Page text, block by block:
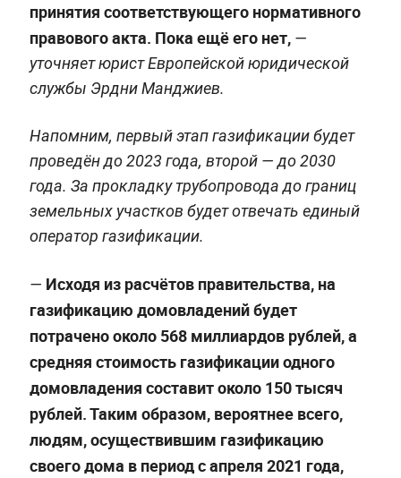
принятия соответствующего нормативного
правового акта. Пока ещё его нет, —
уточняет юрист Европейской юридической
службы Эрдни Манджиев.
Напомним, первый этап газификации будет
проведён до 2023 года, второй — до 2030
года. За прокладку трубопровода до границ
земельных участков будет отвечать единый
оператор газификации.
— Исходя из расчётов правительства, на
газификацию домовладений будет
потрачено около 568 миллиардов рублей, а
средняя стоимость газификации одного
домовладения составит около 150 тысяч
рублей. Таким образом, вероятнее всего,
людям, осуществившим газификацию
своего дома в период с апреля 2021 года,